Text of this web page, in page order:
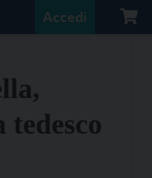
Accedi